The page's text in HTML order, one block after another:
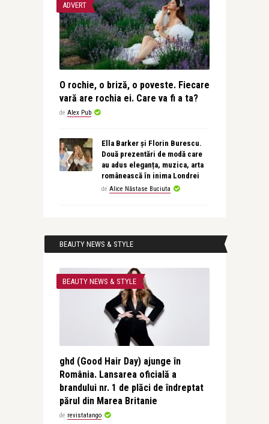
ADVERT
O rochie, o briză, o poveste. Fiecare
vară are rochia ei. Care va fi a ta?
de Alex Pub
Ella Barker și Florin Burescu.
Două prezentări de modă care
au adus eleganța, muzica, arta
românească în inima Londrei
de Alice Năstase Buciuta
BEAUTY NEWS & STYLE
BEAUTY NEWS & STYLE
ghd (Good Hair Day) ajunge în
România. Lansarea oficială a
brandului nr. 1 de plăci de îndreptat
părul din Marea Britanie
de revistatango